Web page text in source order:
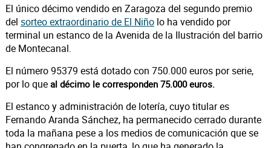
El único décimo vendido en Zaragoza del segundo premio
del sorteo extraordinario de El Niño lo ha vendido por
terminal un estanco de la Avenida de la Ilustración del barrio
de Montecanal.
El número 95379 está dotado con 750.000 euros por serie,
por lo que al décimo le corresponden 75.000 euros.
El estanco y administración de lotería, cuyo titular es
Fernando Aranda Sánchez, ha permanecido cerrado durante
toda la mañana pese a los medios de comunicación que se